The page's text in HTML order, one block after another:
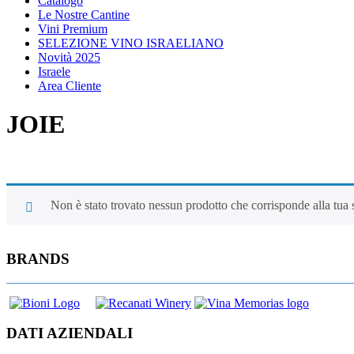
Le Nostre Cantine
Vini Premium
SELEZIONE VINO ISRAELIANO
Novità 2025
Israele
Area Cliente
JOIE
Non è stato trovato nessun prodotto che corrisponde alla tua
BRANDS
DATI AZIENDALI